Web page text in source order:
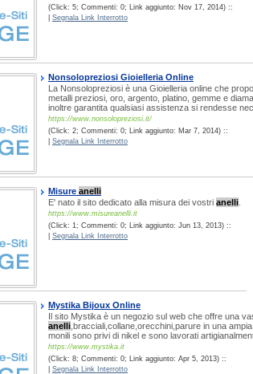
(Click: 5; Commenti: 0; Link aggiunto: Nov 17, 2014) ::
Segnala Link Interrotto
Nonsolopreziosi Gioielleria Online
La Nonsolopreziosi è una Gioielleria online che
metalli preziosi, oro, argento, platino, gemme e
inoltre garantita qualsiasi assistenza si rendesse
https://www.nonsolopreziosi.it/
(Click: 2; Commenti: 0; Link aggiunto: Mar 7, 2014) ::
Segnala Link Interrotto
Misure anelli
E' nato il sito dedicato alla misura dei vostri anelli
https://www.misureanelli.it
(Click: 1; Commenti: 0; Link aggiunto: Jun 13, 2013) ::
Segnala Link Interrotto
Mystika Bijoux Online
Il sito Mystika è un negozio sul web che offre una
anelli ,bracciali,collane,orecchini,parure in una
monili sono privi di nikel e sono lavorati
https://www.mystika.it
(Click: 8; Commenti: 0; Link aggiunto: Apr 5, 2013) ::
Segnala Link Interrotto